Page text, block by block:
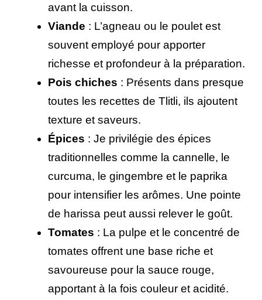
avant la cuisson.
Viande : L’agneau ou le poulet est
souvent employé pour apporter
richesse et profondeur à la préparation.
Pois chiches : Présents dans presque
toutes les recettes de Tlitli, ils ajoutent
texture et saveurs.
Épices : Je privilégie des épices
traditionnelles comme la cannelle, le
curcuma, le gingembre et le paprika
pour intensifier les arômes. Une pointe
de harissa peut aussi relever le goût.
Tomates : La pulpe et le concentré de
tomates offrent une base riche et
savoureuse pour la sauce rouge,
apportant à la fois couleur et acidité.